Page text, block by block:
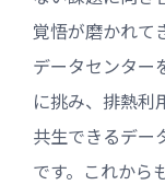
覚悟が磨かれて
データセンター
に挑み、排熱利
共生できるデー
です。これから